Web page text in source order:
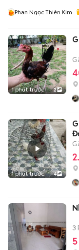
Phan Ngọc Thiên Kim
1 phút trước 2
1 phút trước 4
3